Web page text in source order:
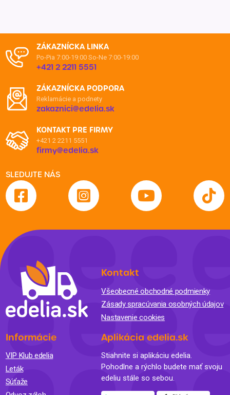
ZÁKAZNÍCKA LINKA
Po-Pia 7:00-19:00 So-Ne 7:00-19:00
+421 2 2211 5551
ZÁKAZNÍCKA PODPORA
Reklamácie a podnety
zakaznici@edelia.sk
KONTAKT PRE FIRMY
+421 2 2211 5551
firmy@edelia.sk
SLEDUJTE NÁS
Kontakt
Všeobecné obchodné podmienky
Zásady spracúvania osobných údajov
Nastavenie cookies
Informácie
VIP Klub edelia
Leták
Súťaže
Aplikácia edelia.sk
Stiahnite si aplikáciu edelia.
Pohodlne a rýchlo budete mať svoju
edeliu stále so sebou.